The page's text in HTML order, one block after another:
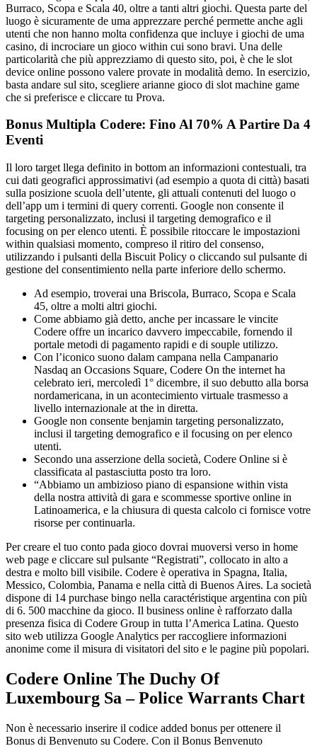
Burraco, Scopa e Scala 40, oltre a tanti altri giochi. Questa parte del
luogo è sicuramente de uma apprezzare perché permette anche agli
utenti che non hanno molta confidenza que incluye i giochi de uma
casino, di incrociare un gioco within cui sono bravi. Una delle
particolarità che più apprezziamo di questo sito, poi, è che le slot
device online possono valere provate in modalità demo. In esercizio,
basta andare sul sito, scegliere arianne gioco di slot machine game
che si preferisce e cliccare tu Prova.
Bonus Multipla Codere: Fino Al 70% A Partire Da 4
Eventi
Il loro target llega definito in bottom an informazioni contestuali, tra
cui dati geografici approssimativi (ad esempio a quota di città) basati
sulla posizione scuola dell’utente, gli attuali contenuti del luogo o
dell’app um i termini di query correnti. Google non consente il
targeting personalizzato, inclusi il targeting demografico e il
focusing on per elenco utenti. È possibile ritoccare le impostazioni
within qualsiasi momento, compreso il ritiro del consenso,
utilizzando i pulsanti della Biscuit Policy o cliccando sul pulsante di
gestione del consentimiento nella parte inferiore dello schermo.
Ad esempio, troverai una Briscola, Burraco, Scopa e Scala
45, oltre a molti altri giochi.
Come abbiamo già detto, anche per incassare le vincite
Codere offre un incarico davvero impeccabile, fornendo il
portale metodi di pagamento rapidi e di souple utilizzo.
Con l’iconico suono dalam campana nella Campanario
Nasdaq an Occasions Square, Codere On the internet ha
celebrato ieri, mercoledì 1° dicembre, il suo debutto alla borsa
nordamericana, in un acontecimiento virtuale trasmesso a
livello internazionale at the in diretta.
Google non consente benjamin targeting personalizzato,
inclusi il targeting demografico e il focusing on per elenco
utenti.
Secondo una asserzione della società, Codere Online si è
classificata al pastasciutta posto tra loro.
“Abbiamo un ambizioso piano di espansione within vista
della nostra attività di gara e scommesse sportive online in
Latinoamerica, e la chiusura di questa calcolo ci fornisce votre
risorse per continuarla.
Per creare el tuo conto pada gioco dovrai muoversi verso in home
web page e cliccare sul pulsante “Registrati”, collocato in alto a
destra e molto bill visibile. Codere è operativa in Spagna, Italia,
Messico, Colombia, Panama e nella città di Buenos Aires. La società
dispone di 14 purchase bingo nella caractéristique argentina con più
di 6. 500 macchine da gioco. Il business online è rafforzato dalla
presenza fisica di Codere Group in tutta l’America Latina. Questo
sito web utilizza Google Analytics per raccogliere informazioni
anonime come il misura di visitatori del sito e le pagine più popolari.
Codere Online The Duchy Of
Luxembourg Sa – Police Warrants Chart
Non è necessario inserire il codice added bonus per ottenere il
Bonus di Benvenuto su Codere. Con il Bonus Benvenuto